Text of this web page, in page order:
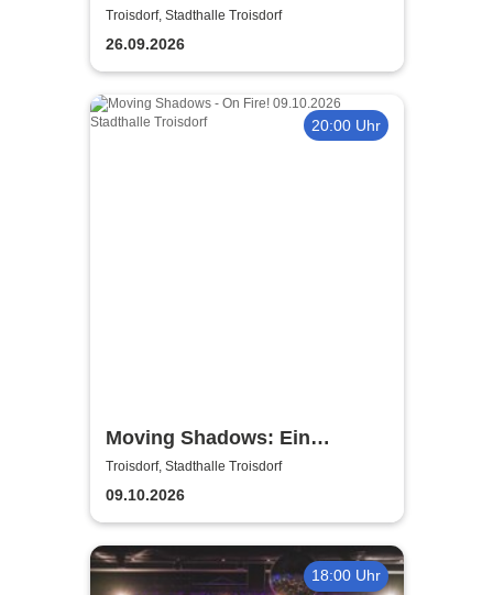
Rätsel
Troisdorf, Stadthalle Troisdorf
26.09.2026
20:00 Uhr
Moving Shadows: Ein
Schattentheater, das alles in
den Schatten stellt - On Fire
Troisdorf, Stadthalle Troisdorf
09.10.2026
18:00 Uhr